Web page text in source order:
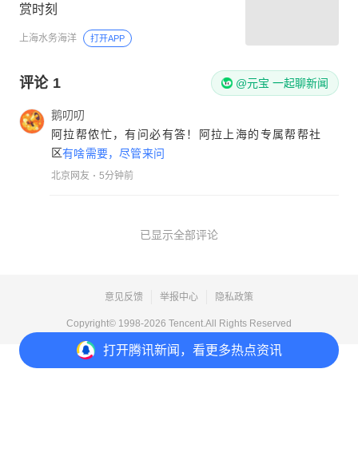
打开腾讯新闻，看更多热点资讯
赏时刻
上海水务海洋 打开APP
评论 1 @元宝 一起聊新闻
鹅叨叨
阿拉帮侬忙，有问必有答！阿拉上海的专属帮帮社
区有啥需要，尽管来问
北京网友 5分钟前
已显示全部评论
意见反馈 举报中心 隐私政策
Copyright© 1998-2026 Tencent.All Rights Reserved